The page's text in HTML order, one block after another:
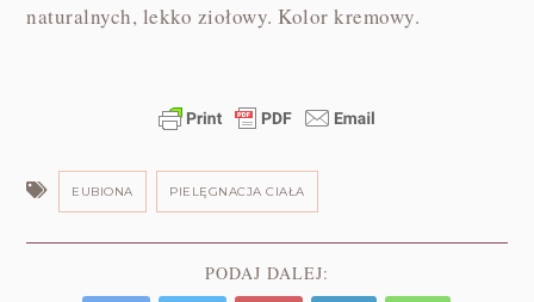
naturalnych, lekko ziołowy. Kolor kremowy.
EUBIONA PIELĘGNACJA CIAŁA
PODAJ DALEJ: